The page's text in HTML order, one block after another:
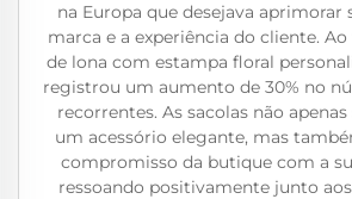
na Europa que desejava aprimorar
marca e a experiência do cliente.
de lona com estampa floral
registrou um aumento de 30% no
recorrentes. As sacolas não
um acessório elegante, mas
compromisso da butique com a
ressoando positivamente junto